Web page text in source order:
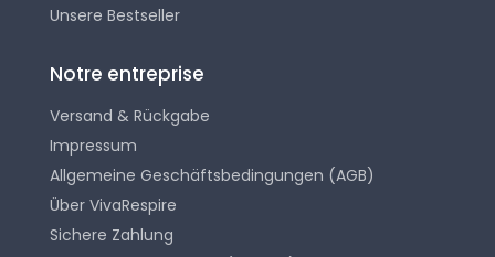
Unsere Bestseller
Notre entreprise
Versand & Rückgabe
Impressum
Allgemeine Geschäftsbedingungen (AGB)
Über VivaRespire
Sichere Zahlung